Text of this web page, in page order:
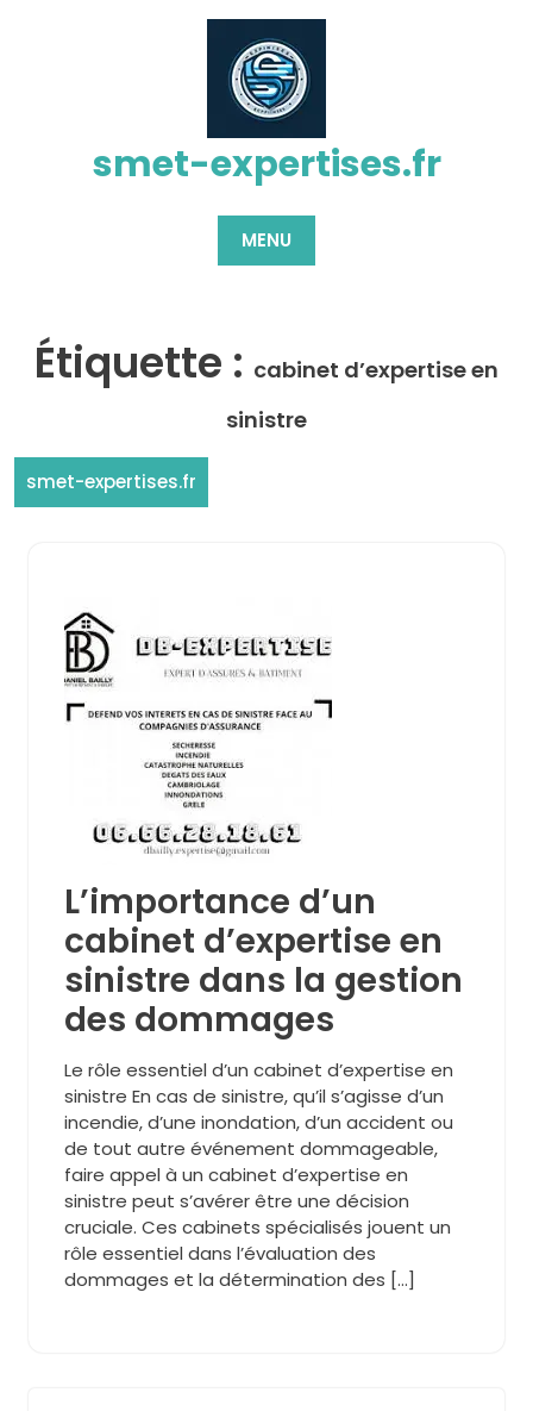
smet-expertises.fr
MENU
Étiquette : cabinet d’expertise en
sinistre
smet-expertises.fr
L’importance d’un
cabinet d’expertise en
sinistre dans la gestion
des dommages
Le rôle essentiel d’un cabinet d’expertise en
sinistre En cas de sinistre, qu’il s’agisse d’un
incendie, d’une inondation, d’un accident ou
de tout autre événement dommageable,
faire appel à un cabinet d’expertise en
sinistre peut s’avérer être une décision
cruciale. Ces cabinets spécialisés jouent un
rôle essentiel dans l’évaluation des
dommages et la détermination des […]